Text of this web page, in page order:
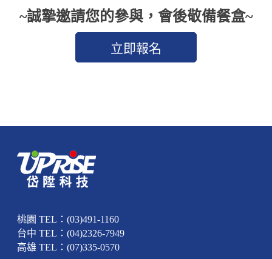
~誠摯邀請您的參與，會後敬備餐盒~
桃園 TEL：(03)491-1160
台中 TEL：(04)2326-7949
高雄 TEL：(07)335-0570